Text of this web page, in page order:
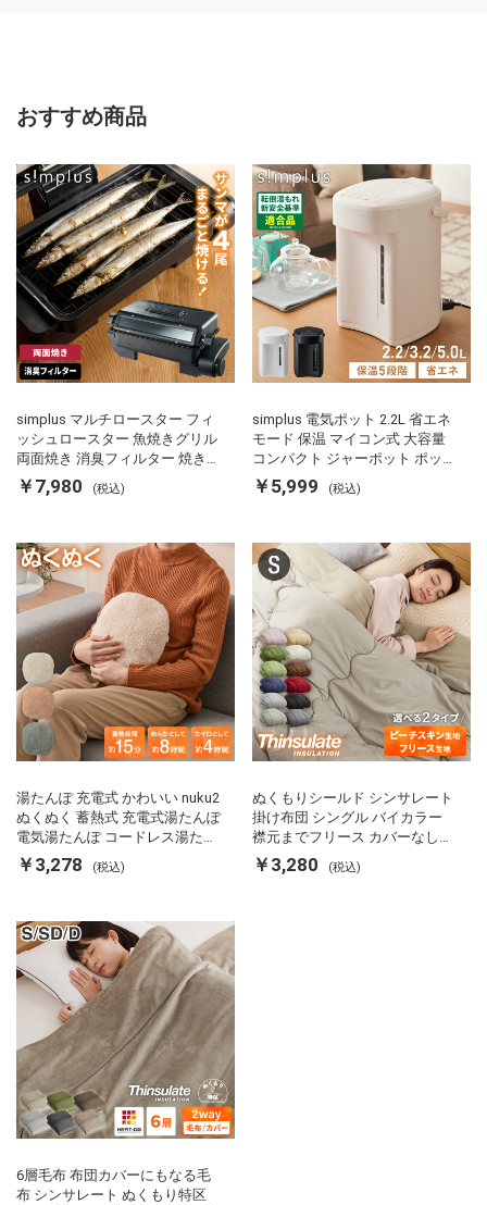
おすすめ商品
simplus マルチロースター フィ
ッシュロースター 魚焼きグリル
両面焼き 消臭フィルター 焼き魚
両面ヒーター タイマー付き SP-
FRS01 マットブラック シンプラ
￥7,980 (税込)
simplus 電気ポット 2.2L 省エネ
モード 保温 マイコン式 大容量
コンパクト ジャーポット ポット
カルキ抜き 空焚き防止 温度調節
軽量 SP-PD22 シンプラス
￥5,999 (税込)
湯たんぽ 充電式 かわいい nuku2
ぬくぬく 蓄熱式 充電式湯たんぽ
電気湯たんぽ コードレス湯たん
ぽ エコ 節電 節約 省エネ 充電式
エコ電気あんか EWT-2143 スリ
￥3,278 (税込)
ぬくもりシールド シンサレート
掛け布団 シングル バイカラー
襟元までフリース カバーなしで
使える 軽い 丸洗い 断熱 保温 抗
菌防臭 洗える 防ダニ 軽量 ホコ
￥3,280 (税込)
6層毛布 布団カバーにもなる毛
布 シンサレート ぬくもり特区